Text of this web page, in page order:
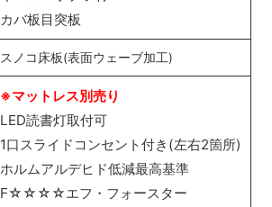
カバ板目突板
スノコ床板(表面ウェーブ加工)
※マットレス別売り
LED読書灯取付可
1口スライドコンセント付き(左右2箇所)
ホルムアルデヒド低減最高基準
F☆☆☆☆エフ・フォースター